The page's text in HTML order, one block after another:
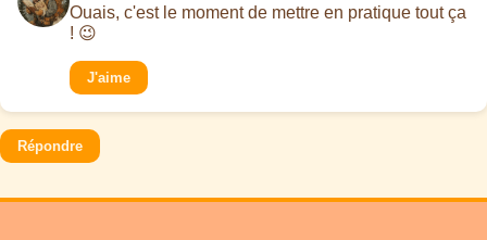
Ouais, c'est le moment de mettre en pratique tout ça
! 😉
J'aime
Répondre